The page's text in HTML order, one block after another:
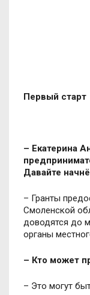
Первый старт
– Екатерина
Давайте
– Гранты
Смоленской
доводятся до
органы
– Кто может
– Это могут